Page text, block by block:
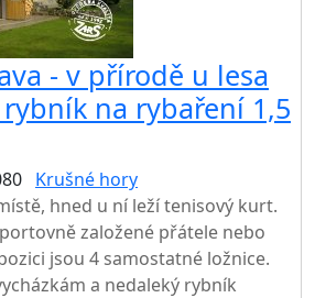
- v přírodě u lesa
na rybaření 1,5
Krušné hory
hned u ní leží tenisový kurt.
založené přátele nebo
jsou 4 samostatné ložnice.
a nedaleký rybník